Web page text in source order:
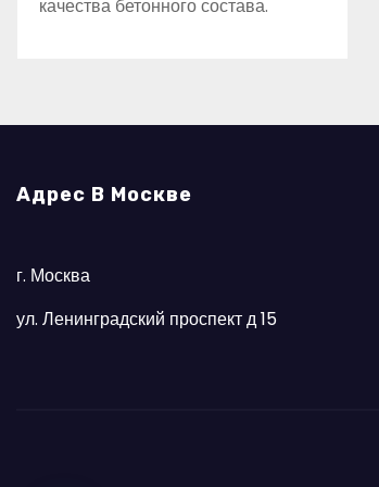
качества бетонного состава.
Адрес В Москве
г. Москва
ул. Ленинградский проспект д 15